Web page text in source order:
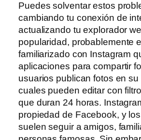
Puedes solventar estos
cambiando tu conexión de
actualizando tu explorador
popularidad, probablemente
familiarizado con Instagram
aplicaciones para compartir
usuarios publican fotos en su
cuales pueden editar con
que duran 24 horas.
propiedad de Facebook, y
suelen seguir a amigos,